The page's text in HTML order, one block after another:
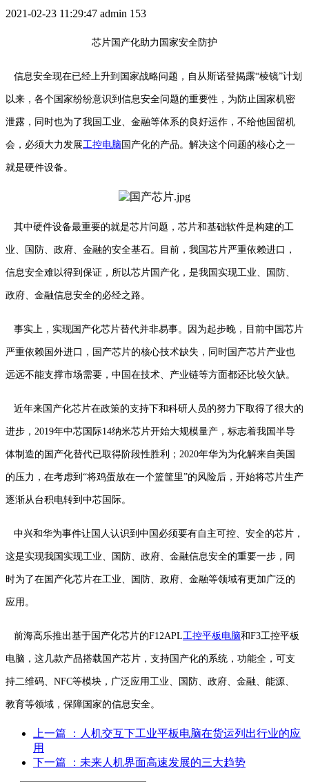
2021-02-23 11:29:47 admin 153
芯片国产化助力国家安全防护
信息安全现在已经上升到国家战略问题，自从斯诺登揭露“棱镜”计划
以来，各个国家纷纷意识到信息安全问题的重要性，为防止国家机密
泄露，同时也为了我国工业、金融等体系的良好运作，不给他国留机
会，必须大力发展工控电脑 国产化的产品。解决这个问题的核心之一
就是硬件设备。
其中硬件设备最重要的就是芯片问题，芯片和基础软件是构建的工
业、国防、政府、金融的安全基石。目前，我国芯片严重依赖进口，
信息安全难以得到保证，所以芯片国产化，是我国实现工业、国防、
政府、金融信息安全的必经之路。
事实上，实现国产化芯片替代并非易事。因为起步晚，目前中国芯片
严重依赖国外进口，国产芯片的核心技术缺失，同时国产芯片产业也
远远不能支撑市场需要，中国在技术、产业链等方面都还比较欠缺。
近年来国产化芯片在政策的支持下和科研人员的努力下取得了很大的
进步，2019年中芯国际14纳米芯片开始大规模量产，标志着我国半导
体制造的国产化替代已取得阶段性胜利；2020年华为为化解来自美国
的压力，在考虑到“将鸡蛋放在一个篮筐里”的风险后，开始将芯片生产
逐渐从台积电转到中芯国际。
中兴和华为事件让国人认识到中国必须要有自主可控、安全的芯片，
这是实现我国实现工业、国防、政府、金融信息安全的重要一步，同
时为了在国产化芯片在工业、国防、政府、金融等领域有更加广泛的
应用。
前海高乐推出基于国产化芯片的F12APL工控平板电脑和F3工控平板
电脑，这几款产品搭载国产芯片，支持国产化的系统，功能全，可支
持二维码、NFC等模块，广泛应用工业、国防、政府、金融、能源、
教育等领域，保障国家的信息安全。
上一篇
：人机交互下工业平板电脑在货运列出行业的应
用
下一篇
：未来人机界面高速发展的三大趋势